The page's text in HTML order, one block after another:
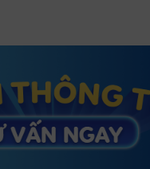
Lông tài là gì? Ý nghĩa
lông tài mang lại may